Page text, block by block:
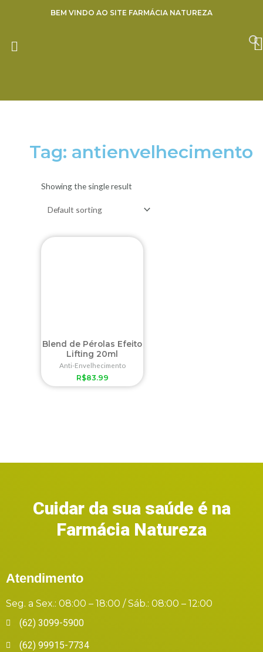
conteúdo
BEM VINDO AO SITE FARMÁCIA NATUREZA
Tag: antienvelhecimento
Showing the single result
Blend de Pérolas Efeito
Lifting 20ml
Anti-Envelhecimento
R$83.99
Cuidar da sua saúde é na
Farmácia Natureza
Atendimento
Seg. a Sex.: 08:00 – 18:00 / Sáb.: 08:00 – 12:00
(62) 3099-5900
(62) 99915-7734